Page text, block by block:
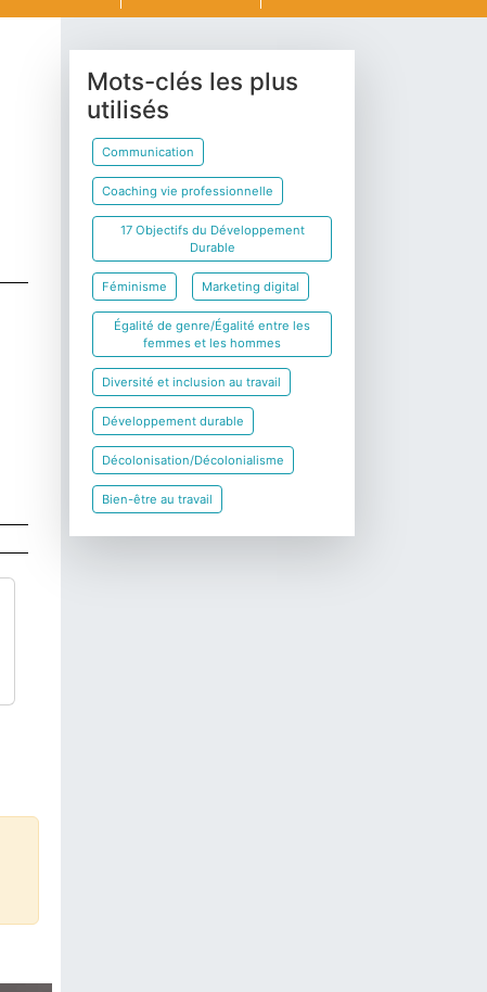
Mots-clés les plus
utilisés
Communication
Coaching vie professionnelle
17 Objectifs du Développement
Durable
Féminisme Marketing digital
Égalité de genre/Égalité entre les
femmes et les hommes
Diversité et inclusion au travail
Développement durable
Décolonisation/Décolonialisme
Bien-être au travail